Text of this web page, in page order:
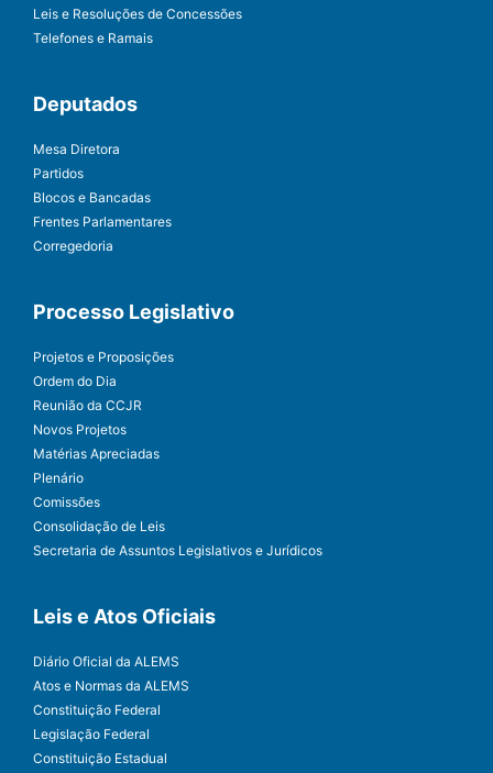
Leis e Resoluções de Concessões
Telefones e Ramais
Deputados
Mesa Diretora
Partidos
Blocos e Bancadas
Frentes Parlamentares
Corregedoria
Processo Legislativo
Projetos e Proposições
Ordem do Dia
Reunião da CCJR
Novos Projetos
Matérias Apreciadas
Plenário
Comissões
Consolidação de Leis
Secretaria de Assuntos Legislativos e Jurídicos
Leis e Atos Oficiais
Diário Oficial da ALEMS
Atos e Normas da ALEMS
Constituição Federal
Legislação Federal
Constituição Estadual